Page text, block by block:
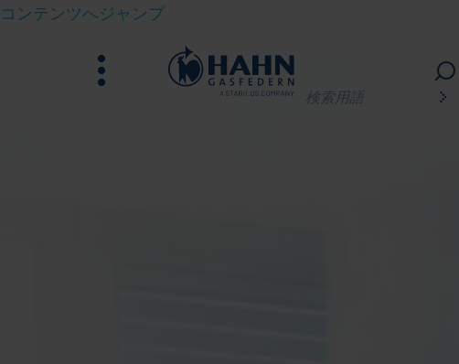
コンテンツへジャンプ
何